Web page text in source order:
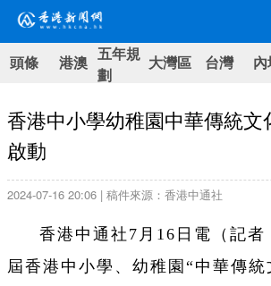
頭條 港澳 五年規
劃
大灣區 台灣
香港中小學幼稚園中華傳統文
啟動
2024-07-16 20:06 | 稿件來源：香港中通社
香港中通社7月16日電（記者
屆香港中小學、幼稚園“中華傳統